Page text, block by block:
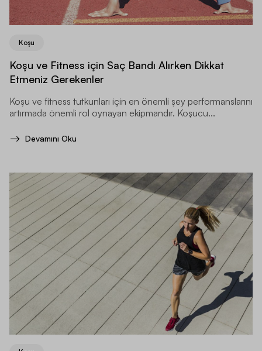
Koşu
Koşu ve Fitness için Saç Bandı Alırken Dikkat
Etmeniz Gerekenler
Koşu ve fitness tutkunları için en önemli şey performanslarını
artırmada önemli rol oynayan ekipmandır. Koşucu...
Devamını Oku